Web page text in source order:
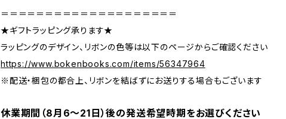
＝＝＝＝＝＝＝＝＝＝＝＝＝＝＝＝＝＝＝＝
★ギフトラッピング承ります★
ラッピングのデザイン、リボンの色等は以下のページからご確認ください
https://www.bokenbooks.com/items/56347964
※配送・梱包の都合上、リボンを結ばずにお送りする場合もございます
休業期間（8月6〜21日）後の発送希望時期をお選びください